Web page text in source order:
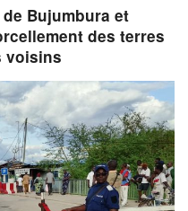
Bujumbura et
des terres
voisins